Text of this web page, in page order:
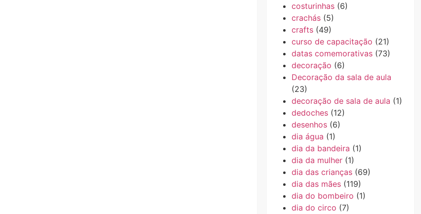
costurinhas(6)
crachás(5)
crafts(49)
curso de capacitação (21)
datas comemorativas(73)
decoração (6)
Decoração da sala de aula
(23)
decoração de sala de aula (1)
dedoches(12)
desenhos(6)
dia água (1)
dia da bandeira (1)
dia da mulher(1)
dia das crianças(69)
dia das mães(119)
dia do bombeiro (1)
dia do circo (7)